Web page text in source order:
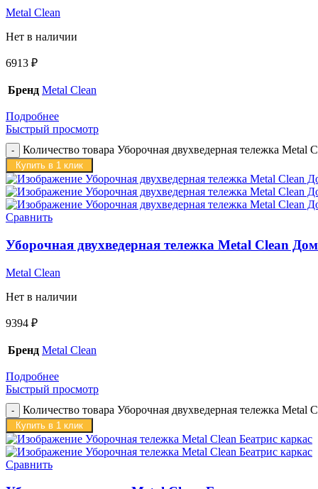
Metal Clean
Нет в наличии
6913 ₽
Бренд Metal Clean
Подробнее
Быстрый просмотр
Количество товара Уборочная двухведерная тележка Metal
Купить в 1 клик
Сравнить
Уборочная двухведерная тележка Metal Clean
Metal Clean
Нет в наличии
9394 ₽
Бренд Metal Clean
Подробнее
Быстрый просмотр
Количество товара Уборочная двухведерная тележка Metal
Купить в 1 клик
Сравнить